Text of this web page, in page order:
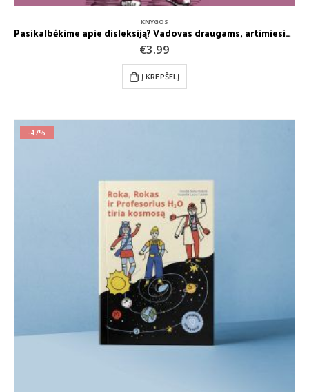
KNYGOS
Pasikalbėkime apie disleksiją? Vadovas draugams, artimiesiems, specialistams. Alanas M. Hultquistas
€3.99
Į KREPŠELĮ
-47%